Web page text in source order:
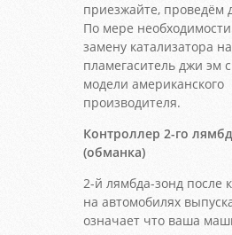
приезжайте, проведём
По мере
замену катализатора на
пламегаситель джи эм
модели американского
производителя.
Контроллер 2-го
(обманка)
2-й лямбда-зонд после
на автомобилях
означает что ваша